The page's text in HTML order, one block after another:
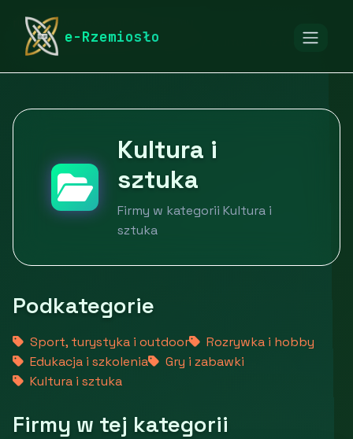
e-Rzemiosło
rymarstwo-poznan.pl
Edukacja, kultura i rozrywka
Kultura i sztuka
Kultura i
sztuka
Firmy w kategorii Kultura i
sztuka
Podkategorie
Sport, turystyka i outdoor
Rozrywka i hobby
Edukacja i szkolenia
Gry i zabawki
Kultura i sztuka
Firmy w tej kategorii